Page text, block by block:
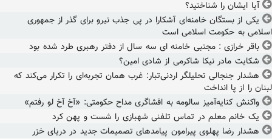
آیا ایشان را شناختید؟
یکی از بستگان خامنه‌ای آشکارا در پی جذب نیرو برای گذر از جمهوری
اسلامی به حکومت اسلامی است
باقر خرازی : مجتبی خامنه ای سه سال از دفتر رهبری طرد شده بود
شکایت مادر نیکا شاکرمی از شادی امین؟
هشدار جنجالی تحلیلگر اردنی‌تبار: غرب همان تجربه‌ای را تکرار می‌کند که
لبنان را از پا انداخت
واکنش کنایه‌آمیز سالومه به افشاگری مداح حکومتی: «آخ آخ لو رفتم»
یک خانم معلم در تماس تلفنی شهبازی را شست و پهن کرد
هشدار رضا پهلوی پیرامون پیامدهای تصمیمات جدید در دریای خزر